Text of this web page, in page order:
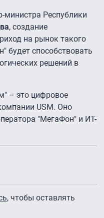
министра Республики
, создание
на рынок такого
будет способствовать
решений в
– это цифровое
USM. Оно
"МегаФон" и ИТ-
, чтобы оставлять